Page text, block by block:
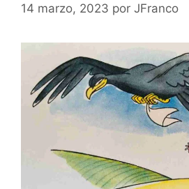
14 marzo, 2023 por JFranco